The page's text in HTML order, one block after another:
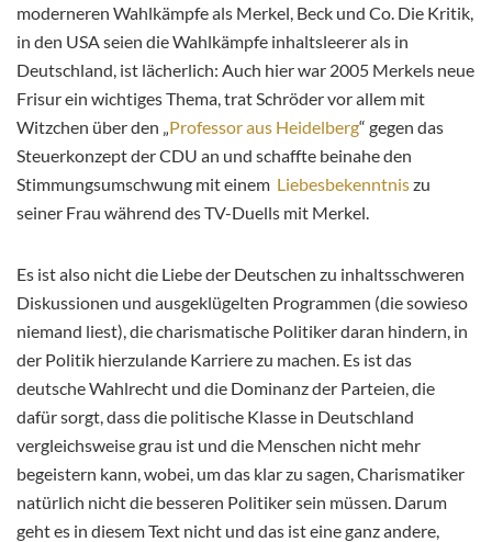
moderneren Wahlkämpfe als Merkel, Beck und Co. Die Kritik,
in den USA seien die Wahlkämpfe inhaltsleerer als in
Deutschland, ist lächerlich: Auch hier war 2005 Merkels neue
Frisur ein wichtiges Thema, trat Schröder vor allem mit
Witzchen über den „Professor aus Heidelberg“ gegen das
Steuerkonzept der CDU an und schaffte beinahe den
Stimmungsumschwung mit einem Liebesbekenntniszu
seiner Frau während des TV-Duells mit Merkel.
Es ist also nicht die Liebe der Deutschen zu inhaltsschweren
Diskussionen und ausgeklügelten Programmen (die sowieso
niemand liest), die charismatische Politiker daran hindern, in
der Politik hierzulande Karriere zu machen. Es ist das
deutsche Wahlrecht und die Dominanz der Parteien, die
dafür sorgt, dass die politische Klasse in Deutschland
vergleichsweise grau ist und die Menschen nicht mehr
begeistern kann, wobei, um das klar zu sagen, Charismatiker
natürlich nicht die besseren Politiker sein müssen. Darum
geht es in diesem Text nicht und das ist eine ganz andere,